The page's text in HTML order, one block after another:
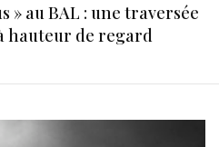
» au BAL : une traversée
hauteur de regard